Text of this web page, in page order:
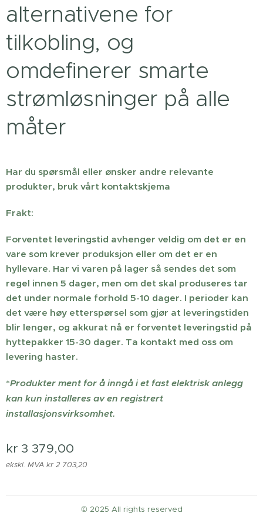
alternativene for
tilkobling, og
omdefinerer smarte
strømløsninger på alle
måter
Har du spørsmål eller ønsker andre relevante
produkter, bruk vårt kontaktskjema
Frakt:
Forventet leveringstid avhenger veldig om det er en
vare som krever produksjon eller om det er en
hyllevare. Har vi varen på lager så sendes det som
regel innen 5 dager, men om det skal produseres tar
det under normale forhold 5-10 dager. I perioder kan
det være høy etterspørsel som gjør at leveringstiden
blir lenger, og akkurat nå er forventet leveringstid på
hyttepakker 15-30 dager. Ta kontakt med oss om
levering haster.
*Produkter ment for å inngå i et fast elektrisk anlegg
kan kun installeres av en registrert
installasjonsvirksomhet.
kr 3 379,00
ekskl. MVA kr 2 703,20
© 2025 All rights reserved